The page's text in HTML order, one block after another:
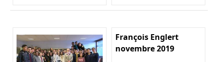
François Englert
novembre 2019